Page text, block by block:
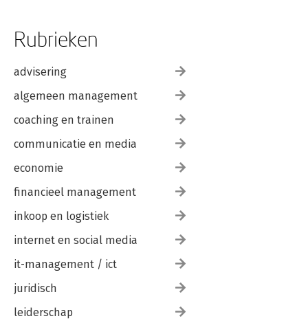
Rubrieken
advisering
algemeen management
coaching en trainen
communicatie en media
economie
financieel management
inkoop en logistiek
internet en social media
it-management / ict
juridisch
leiderschap